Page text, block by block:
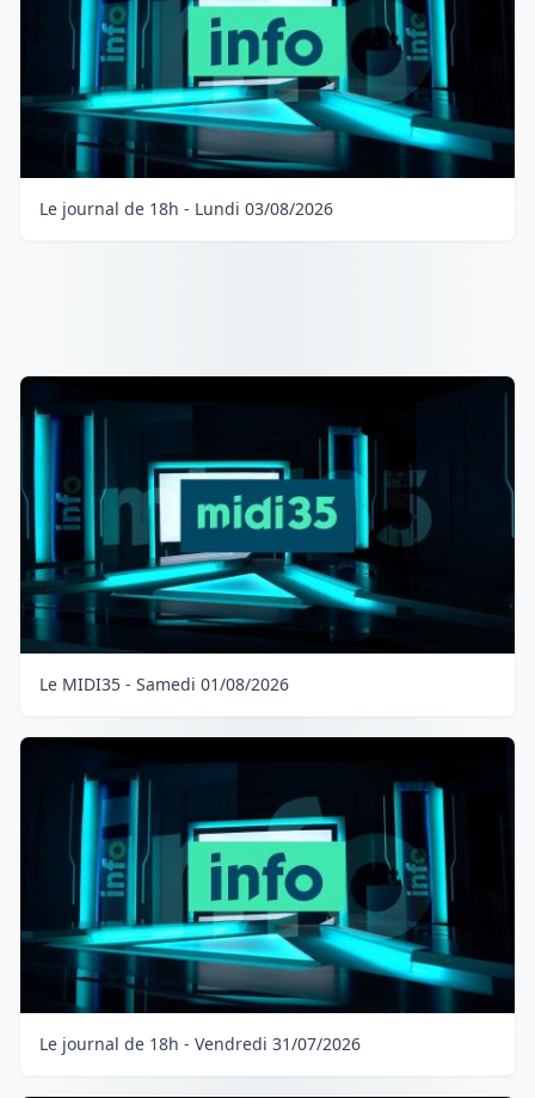
Le journal de 18h - Lundi 03/08/2026
Le MIDI35 - Samedi 01/08/2026
Le journal de 18h - Vendredi 31/07/2026